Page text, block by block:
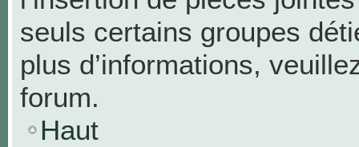
seuls certains groupes
plus d’informations,
forum.
Haut